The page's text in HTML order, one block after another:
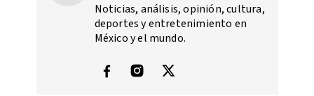
Noticias, análisis, opinión, cultura,
deportes y entretenimiento en
México y el mundo.